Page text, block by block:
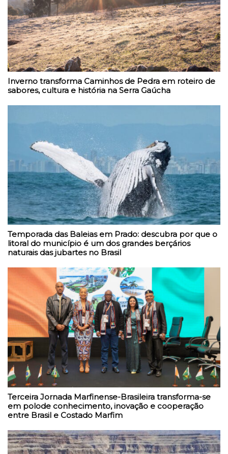
Inverno transforma Caminhos de Pedra em roteiro de
sabores, cultura e história na Serra Gaúcha
Temporada das Baleias em Prado: descubra por que o
litoral do município é um dos grandes berçários
naturais das jubartes no Brasil
Terceira Jornada Marfinense-Brasileira transforma-se
em polode conhecimento, inovação e cooperação
entre Brasil e Costado Marfim